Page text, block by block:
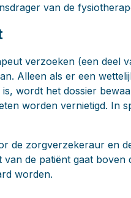
van de
verzoeken (een deel
Alleen als er een
wordt het dossier
worden vernietigd. In
de zorgverzekeraur en
van de patiënt gaat
worden.